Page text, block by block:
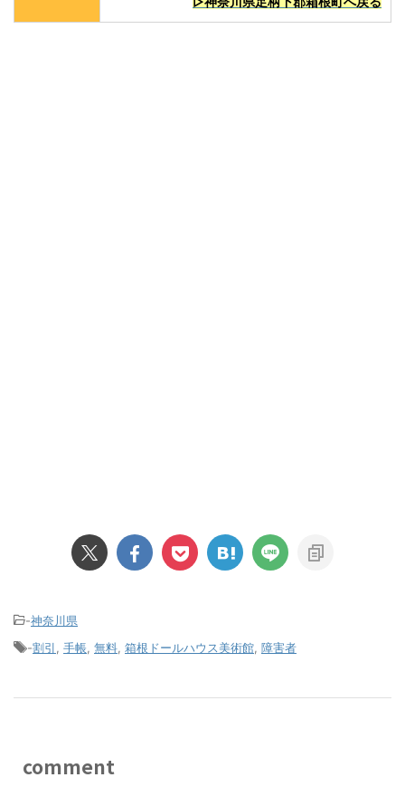
-神奈川県
-割引 手帳 無料 箱根ドールハウス美術館 障害者
comment